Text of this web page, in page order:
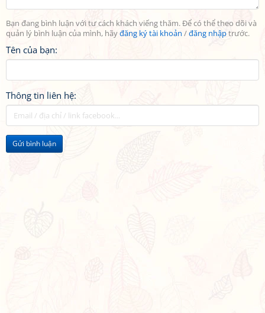
Bạn đang bình luận với tư cách khách viếng thăm. Để có thể theo dõi và
quản lý bình luận của mình, hãyđăng ký tài khoản /đăng nhậptrước.
Tên của bạn:
Thông tin liên hệ:
Gửi bình luận